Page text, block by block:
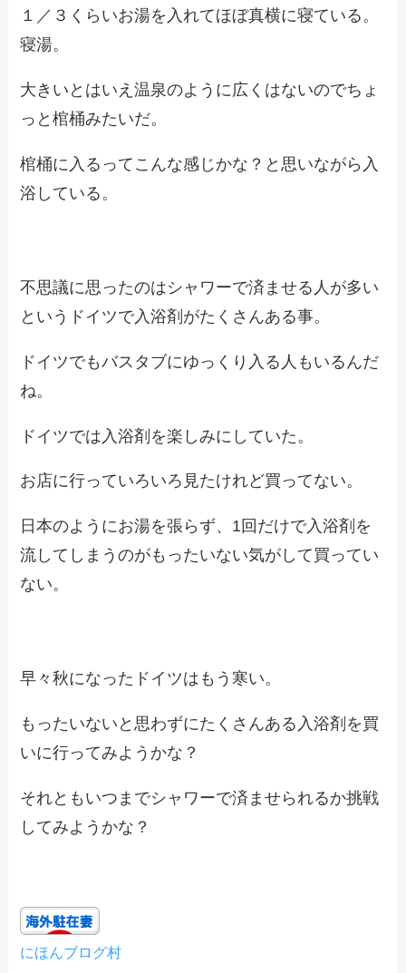
１／３くらいお湯を入れてほぼ真横に寝ている。
寝湯。
大きいとはいえ温泉のように広くはないのでちょ
っと棺桶みたいだ。
棺桶に入るってこんな感じかな？と思いながら入
浴している。
不思議に思ったのはシャワーで済ませる人が多い
というドイツで入浴剤がたくさんある事。
ドイツでもバスタブにゆっくり入る人もいるんだ
ね。
ドイツでは入浴剤を楽しみにしていた。
お店に行っていろいろ見たけれど買ってない。
日本のようにお湯を張らず、1回だけで入浴剤を
流してしまうのがもったいない気がして買ってい
ない。
早々秋になったドイツはもう寒い。
もったいないと思わずにたくさんある入浴剤を買
いに行ってみようかな？
それともいつまでシャワーで済ませられるか挑戦
してみようかな？
にほんブログ村